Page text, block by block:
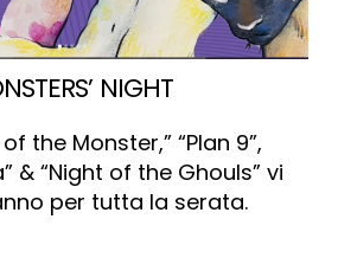
NIGHT
the Monster,” “Plan 9”,
& “Night of the Ghouls” vi
per tutta la serata.